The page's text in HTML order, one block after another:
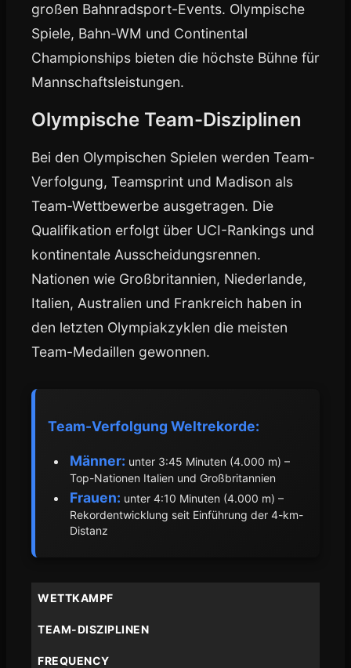
großen Bahnradsport-Events. Olympische
Spiele, Bahn-WM und Continental
Championships bieten die höchste Bühne für
Mannschaftsleistungen.
Olympische Team-Disziplinen
Bei den Olympischen Spielen werden Team-
Verfolgung, Teamsprint und Madison als
Team-Wettbewerbe ausgetragen. Die
Qualifikation erfolgt über UCI-Rankings und
kontinentale Ausscheidungsrennen.
Nationen wie Großbritannien, Niederlande,
Italien, Australien und Frankreich haben in
den letzten Olympiakzyklen die meisten
Team-Medaillen gewonnen.
Team-Verfolgung Weltrekorde:
Männer: unter 3:45 Minuten (4.000 m) –
Top-Nationen Italien und Großbritannien
Frauen: unter 4:10 Minuten (4.000 m) –
Rekordentwicklung seit Einführung der 4-km-
Distanz
WETTKAMPF
TEAM-DISZIPLINEN
FREQUENCY